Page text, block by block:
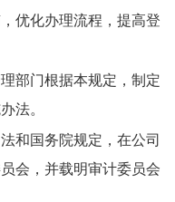
优化办理流程，提高登
部门根据本规定，制定
法。
和国务院规定，在公司
会，并载明审计委员会